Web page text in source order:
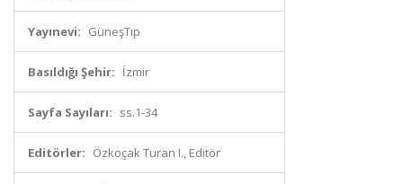
Yayınevi: GüneşTıp
Basıldığı Şehir: İzmir
Sayfa Sayıları: ss.1-34
Editörler: Özkoçak Turan I., Editör